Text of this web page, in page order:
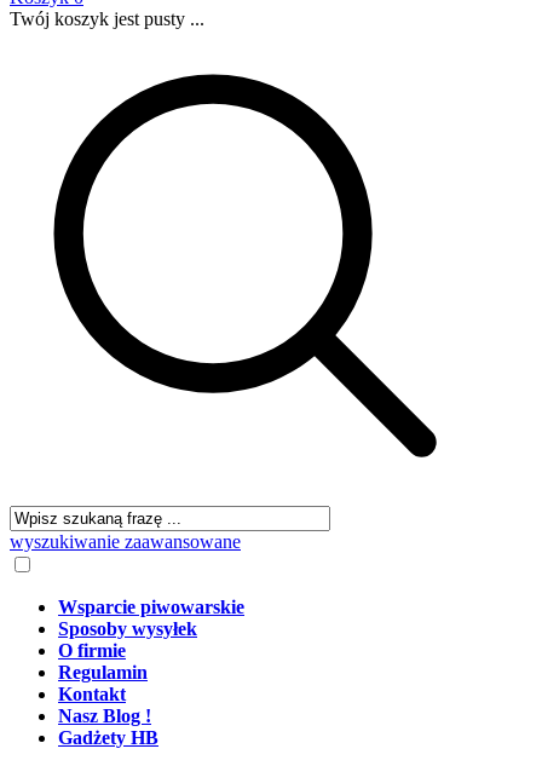
Twój koszyk jest pusty ...
wyszukiwanie zaawansowane
Wsparcie piwowarskie
Sposoby wysyłek
O firmie
Regulamin
Kontakt
Nasz Blog !
Gadżety HB